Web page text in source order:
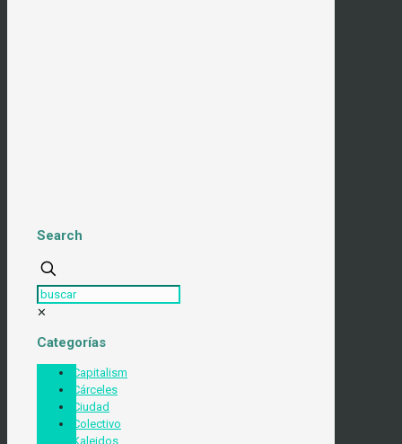
Search
✕
Categorías
Capitalism
Cárceles
Ciudad
Colectivo
Kaleidos